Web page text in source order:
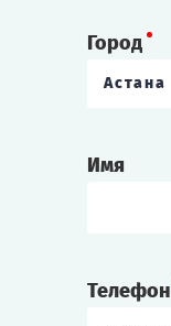
Город
Астана
Имя
Телефон